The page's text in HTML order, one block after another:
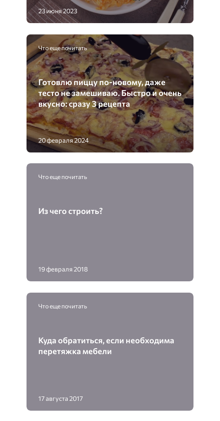
23 июня 2023
Что еще почитать
Готовлю пиццу по-новому, даже
тесто не замешиваю. Быстро и очень
вкусно: сразу 3 рецепта
20 февраля 2024
Что еще почитать
Из чего строить?
19 февраля 2018
Что еще почитать
Куда обратиться, если необходима
перетяжка мебели
17 августа 2017